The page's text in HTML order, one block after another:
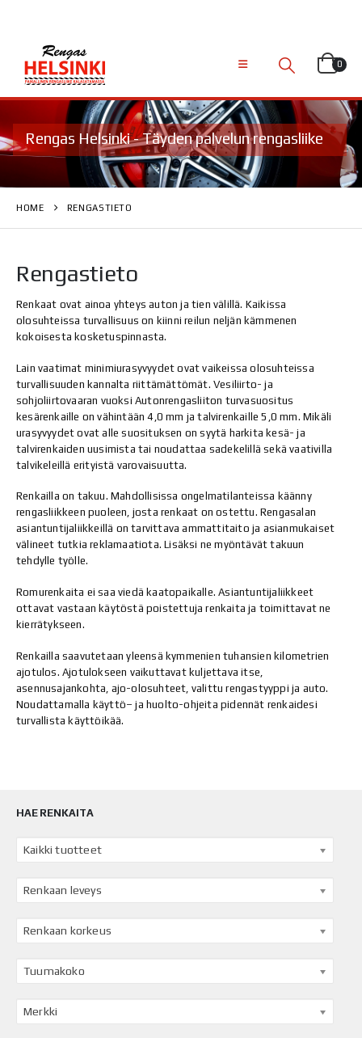
0
Rengas Helsinki - Täyden palvelun rengasliike
HOME RENGASTIETO
Rengastieto
Renkaat ovat ainoa yhteys auton ja tien välillä. Kaikissa
olosuhteissa turvallisuus on kiinni reilun neljän kämmenen
kokoisesta kosketuspinnasta.
Lain vaatimat minimiurasyvyydet ovat vaikeissa olosuhteissa
turvallisuuden kannalta riittämättömät. Vesiliirto- ja
sohjoliirtovaaran vuoksi Autonrengasliiton turvasuositus
kesärenkaille on vähintään 4,0 mm ja talvirenkaille 5,0 mm. Mikäli
urasyvyydet ovat alle suosituksen on syytä harkita kesä- ja
talvirenkaiden uusimista tai noudattaa sadekelillä sekä vaativilla
talvikeleillä erityistä varovaisuutta.
Renkailla on takuu. Mahdollisissa ongelmatilanteissa käänny
rengasliikkeen puoleen, josta renkaat on ostettu. Rengasalan
asiantuntijaliikkeillä on tarvittava ammattitaito ja asianmukaiset
välineet tutkia reklamaatiota. Lisäksi ne myöntävät takuun
tehdylle työlle.
Romurenkaita ei saa viedä kaatopaikalle. Asiantuntijaliikkeet
ottavat vastaan käytöstä poistettuja renkaita ja toimittavat ne
kierrätykseen.
Renkailla saavutetaan yleensä kymmenien tuhansien kilometrien
ajotulos. Ajotulokseen vaikuttavat kuljettava itse,
asennusajankohta, ajo-olosuhteet, valittu rengastyyppi ja auto.
Noudattamalla käyttö– ja huolto-ohjeita pidennät renkaidesi
turvallista käyttöikää.
HAE RENKAITA
Kaikki tuotteet
Renkaan leveys
Renkaan korkeus
Tuumakoko
Merkki